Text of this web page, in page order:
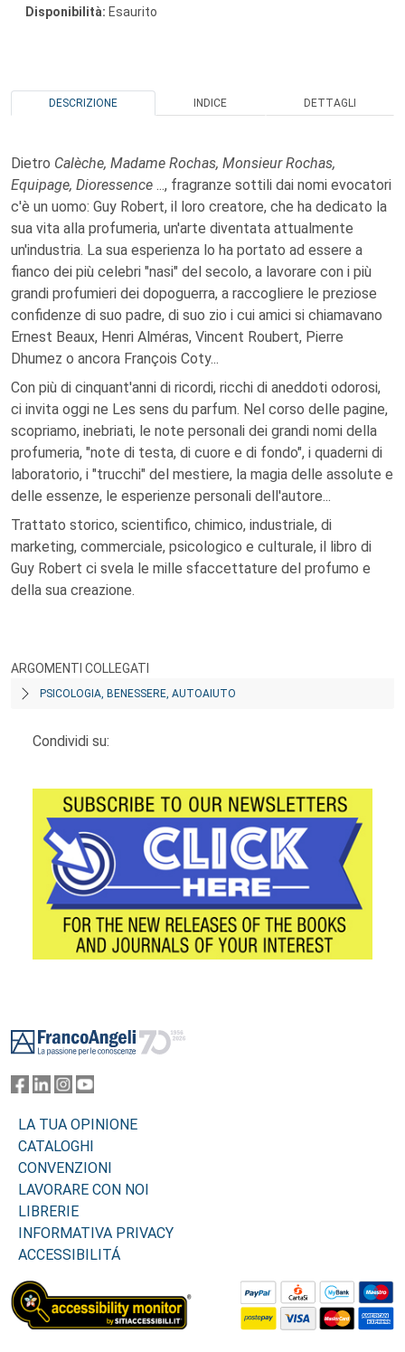
Disponibilità: Esaurito
DESCRIZIONE INDICE DETTAGLI
Dietro Calèche, Madame Rochas, Monsieur Rochas,
Equipage, Dioressence ..., fragranze sottili dai nomi evocatori
c'è un uomo: Guy Robert, il loro creatore, che ha dedicato la
sua vita alla profumeria, un'arte diventata attualmente
un'industria. La sua esperienza lo ha portato ad essere a
fianco dei più celebri "nasi" del secolo, a lavorare con i più
grandi profumieri dei dopoguerra, a raccogliere le preziose
confidenze di suo padre, di suo zio i cui amici si chiamavano
Ernest Beaux, Henri Alméras, Vincent Roubert, Pierre
Dhumez o ancora François Coty...
Con più di cinquant'anni di ricordi, ricchi di aneddoti odorosi,
ci invita oggi ne Les sens du parfum. Nel corso delle pagine,
scopriamo, inebriati, le note personali dei grandi nomi della
profumeria, "note di testa, di cuore e di fondo", i quaderni di
laboratorio, i "trucchi" del mestiere, la magia delle assolute e
delle essenze, le esperienze personali dell'autore...
Trattato storico, scientifico, chimico, industriale, di
marketing, commerciale, psicologico e culturale, il libro di
Guy Robert ci svela le mille sfaccettature del profumo e
della sua creazione.
ARGOMENTI COLLEGATI
PSICOLOGIA, BENESSERE, AUTOAIUTO
Condividi su:
LA TUA OPINIONE
CATALOGHI
CONVENZIONI
LAVORARE CON NOI
LIBRERIE
INFORMATIVA PRIVACY
ACCESSIBILITÁ